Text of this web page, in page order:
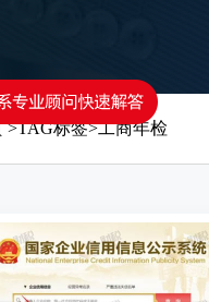
>TAG标签>工商年检